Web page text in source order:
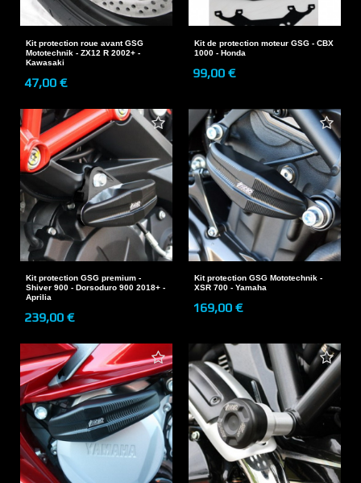
Kit protection roue avant GSG
Mototechnik - ZX12 R 2002+ -
Kawasaki
47,00 €
Kit de protection moteur GSG - CBX
1000 - Honda
99,00 €
Kit protection GSG premium -
Shiver 900 - Dorsoduro 900 2018+ -
Aprilia
239,00 €
Kit protection GSG Mototechnik -
XSR 700 - Yamaha
169,00 €